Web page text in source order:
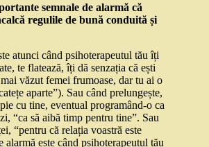
semnale de alarmă că
regulile de bună conduită și
atunci când psihoterapeutul tău îți
te flatează, îți dă senzația că ești
văzut femei frumoase, dar tu ai o
aparte”). Sau când prelungește,
cu tine, eventual programând-o ca
“ca să aibă timp pentru tine”. Sau
“pentru că relația voastră este
este când psihoterapeutul tău